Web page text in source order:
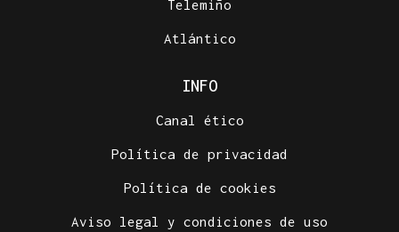
Telemiño
Atlántico
INFO
Canal ético
Política de privacidad
Política de cookies
Aviso legal y condiciones de uso